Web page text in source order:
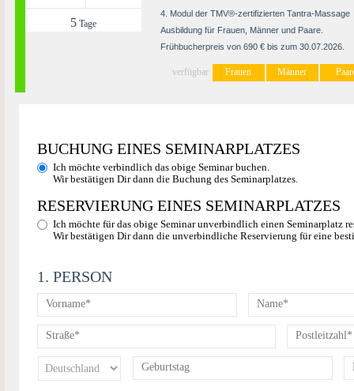
5 Tage
4. Modul der TMV®-zertifizierten Tantra-Massage
Ausbildung für Frauen, Männer und Paare.
Frühbucherpreis von 690 € bis zum 30.07.2026.
verfügbar Frauen Männer
BUCHUNG EINES SEMINARPLATZES
Ich möchte verbindlich das obige Seminar buchen.
Wir bestätigen Dir dann die Buchung des Seminarplatzes.
RESERVIERUNG EINES SEMINARPLATZES
Ich möchte für das obige Seminar unverbindlich einen Seminarplatz
Wir bestätigen Dir dann die unverbindliche Reservierung für eine
1. PERSON